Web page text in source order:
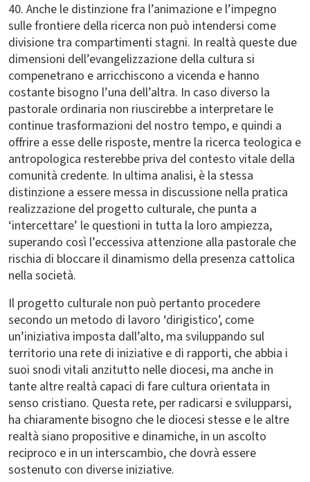
40. Anche le distinzione fra l’animazione e l’impegno
sulle frontiere della ricerca non può intendersi come
divisione tra compartimenti stagni. In realtà queste due
dimensioni dell’evangelizzazione della cultura si
compenetrano e arricchiscono a vicenda e hanno
costante bisogno l’una dell’altra. In caso diverso la
pastorale ordinaria non riuscirebbe a interpretare le
continue trasformazioni del nostro tempo, e quindi a
offrire a esse delle risposte, mentre la ricerca teologica e
antropologica resterebbe priva del contesto vitale della
comunità credente. In ultima analisi, è la stessa
distinzione a essere messa in discussione nella pratica
realizzazione del progetto culturale, che punta a
‘intercettare’ le questioni in tutta la loro ampiezza,
superando così l’eccessiva attenzione alla pastorale che
rischia di bloccare il dinamismo della presenza cattolica
nella società.
Il progetto culturale non può pertanto procedere
secondo un metodo di lavoro ‘dirigistico’, come
un’iniziativa imposta dall’alto, ma sviluppando sul
territorio una rete di iniziative e di rapporti, che abbia i
suoi snodi vitali anzitutto nelle diocesi, ma anche in
tante altre realtà capaci di fare cultura orientata in
senso cristiano. Questa rete, per radicarsi e svilupparsi,
ha chiaramente bisogno che le diocesi stesse e le altre
realtà siano propositive e dinamiche, in un ascolto
reciproco e in un interscambio, che dovrà essere
sostenuto con diverse iniziative.